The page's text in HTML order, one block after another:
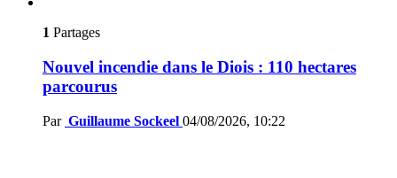
1 Partages
Nouvel incendie dans le Diois : 110 hectares
parcourus
Par Guillaume Sockeel 04/08/2026, 10:22